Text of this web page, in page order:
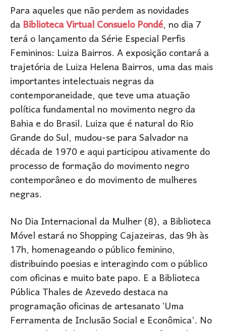
Para aqueles que não perdem as novidades
daBiblioteca Virtual Consuelo Pondé, no dia 7
terá o lançamento da Série Especial Perfis
Femininos: Luiza Bairros. A exposição contará a
trajetória de Luiza Helena Bairros, uma das mais
importantes intelectuais negras da
contemporaneidade, que teve uma atuação
política fundamental no movimento negro da
Bahia e do Brasil. Luiza que é natural do Rio
Grande do Sul, mudou-se para Salvador na
década de 1970 e aqui participou ativamente do
processo de formação do movimento negro
contemporâneo e do movimento de mulheres
negras.
No Dia Internacional da Mulher (8), a Biblioteca
Móvel estará no Shopping Cajazeiras, das 9h às
17h, homenageando o público feminino,
distribuindo poesias e interagindo com o público
com oficinas e muito bate papo. E a Biblioteca
Pública Thales de Azevedo destaca na
programação oficinas de artesanato ‘Uma
Ferramenta de Inclusão Social e Econômica’. No